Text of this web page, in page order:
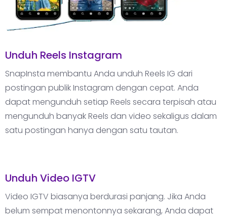
Unduh Reels Instagram
SnapInsta membantu Anda unduh Reels IG dari
postingan publik Instagram dengan cepat. Anda
dapat mengunduh setiap Reels secara terpisah atau
mengunduh banyak Reels dan video sekaligus dalam
satu postingan hanya dengan satu tautan.
Unduh Video IGTV
Video IGTV biasanya berdurasi panjang. Jika Anda
belum sempat menontonnya sekarang, Anda dapat